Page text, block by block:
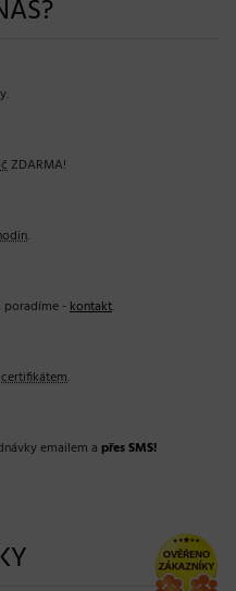
ZDARMA!
.
poradíme -kontakt.
certifikátem.
emailem a přes SMS!